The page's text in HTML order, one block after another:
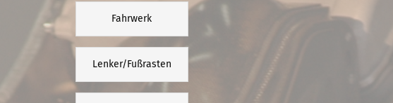
Fahrwerk
Lenker/Fußrasten